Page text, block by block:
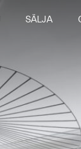
SÄLJA